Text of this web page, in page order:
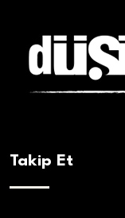
Takip Et